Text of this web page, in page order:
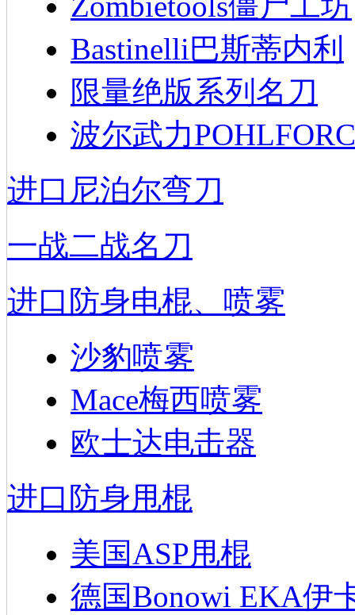
Bastinelli巴斯蒂内利
限量绝版系列名刀
波尔武力
进口尼泊尔弯刀
一战二战名刀
进口防身电棍、喷雾
沙豹喷雾
Mace梅西喷雾
欧士达电击器
进口防身甩棍
美国ASP甩棍
德国Bonowi EKA伊